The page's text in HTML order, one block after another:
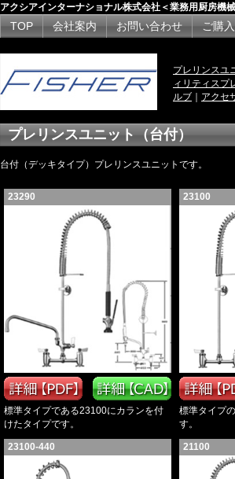
アクシアインターナショナル株式会社＜業務用厨房機
TOP 会社案内 お問い合わせ ご購
プレリンスユ
ィリティスプ
ルブ
アクセ
プレリンスユニット（台付）
台付（デッキタイプ）プレリンスユニットです。
23290
標準タイプである23100にカランを付
けたタイプです。
23100
標準タイプ
す。
23100-440 21100